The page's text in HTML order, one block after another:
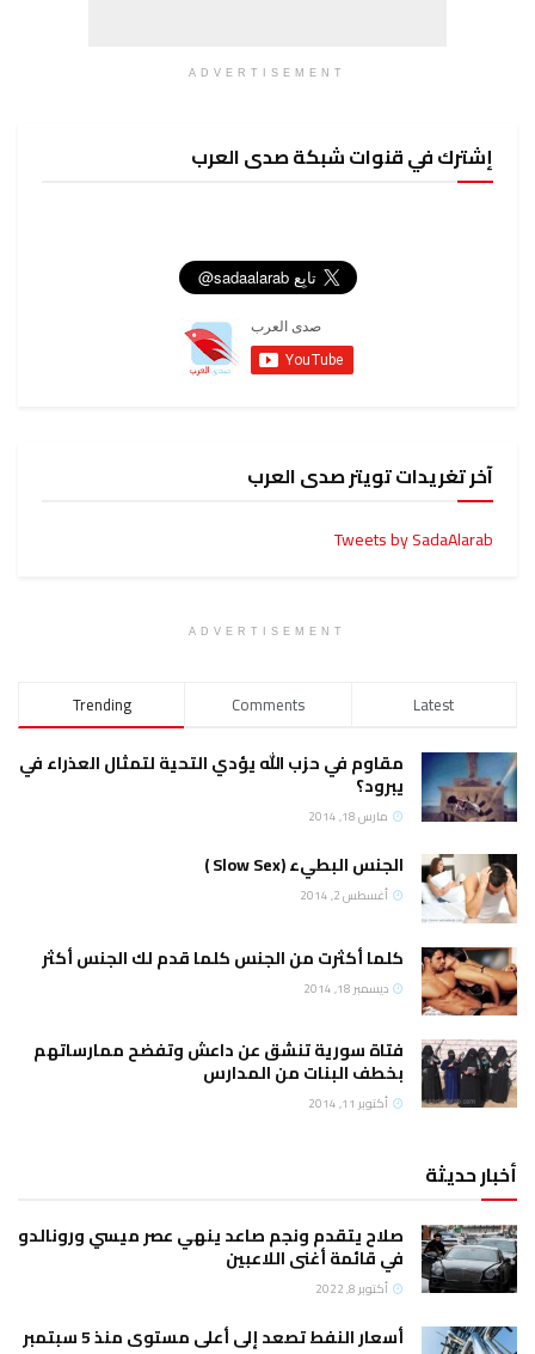
ADVERTISEMENT
إشترك في قنوات شبكة صدى العرب
آخر تغريدات تويتر صدى العرب
Tweets by SadaAlarab
ADVERTISEMENT
Trending Comments Latest
مقاوم في حزب الله يؤدي التحية لتمثال العذراء في
يبرود؟
مارس 18, 2014
الجنس البطيء (Slow Sex )
أغسطس 2, 2014
كلما أكثرت من الجنس كلما قدم لك الجنس أكثر
ديسمبر 18, 2014
فتاة سورية تنشق عن داعش وتفضح ممارساتهم
بخطف البنات من المدارس
أكتوبر 11, 2014
أخبار حديثة
صلاح يتقدم ونجم صاعد ينهي عصر ميسي ورونالدو
في قائمة أغنى اللاعبين
أكتوبر 8, 2022
أسعار النفط تصعد إلى أعلى مستوى منذ 5 سبتمبر